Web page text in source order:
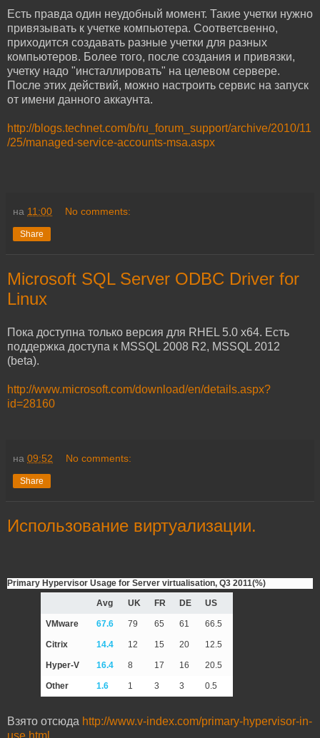
Есть правда один неудобный момент. Такие учетки нужно
привязывать к учетке компьютера. Соответсвенно,
приходится создавать разные учетки для разных
компьютеров. Более того, после создания и привязки,
учетку надо "инсталлировать" на целевом сервере.
После этих действий, можно настроить сервис на запуск
от имени данного аккаунта.
http://blogs.technet.com/b/ru_forum_support/archive/2010/11
/25/managed-service-accounts-msa.aspx
на 11:00 No comments:
Share
Microsoft SQL Server ODBC Driver for
Linux
Пока доступна только версия для RHEL 5.0 x64. Есть
поддержка доступа к MSSQL 2008 R2, MSSQL 2012
(beta).
http://www.microsoft.com/download/en/details.aspx?
id=28160
на 09:52 No comments:
Share
Использование виртуализации.
Primary Hypervisor Usage for Server virtualisation, Q3 2011(%)
Avg
UK FR DE US
VMware 67.6 79 65 61 66.5
Citrix 14.4 12 15 20 12.5
Hyper-V 16.4 8 17 16 20.5
Other 1.6 1 3 3 0.5
Взято отсюда http://www.v-index.com/primary-hypervisor-in-
use.html